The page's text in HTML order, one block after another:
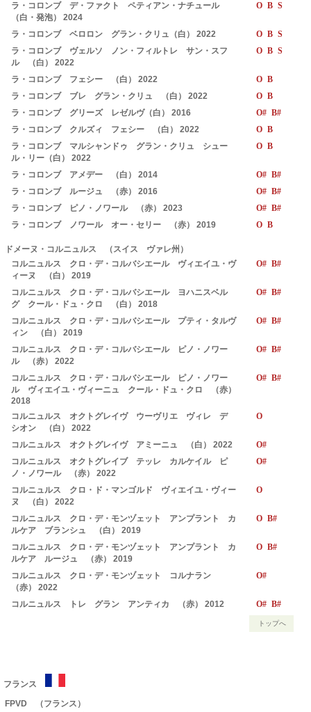
ラ・コロンブ デ・ファクト ペティアン・ナチュール
（白・発泡） 2024
O B S
ラ・コロンブ ベロロン グラン・クリュ（白） 2022
O B S
ラ・コロンブ ヴェルソ ノン・フィルトレ サン・スフ
ル （白） 2022
O B S
ラ・コロンブ フェシー （白） 2022
O B
ラ・コロンブ ブレ グラン・クリュ （白） 2022
O B
ラ・コロンブ グリーズ レゼルヴ（白） 2016
O# B#
ラ・コロンブ クルズィ フェシー （白） 2022
O B
ラ・コロンブ マルシャンドゥ グラン・クリュ シュー
ル・リー（白） 2022
O B
ラ・コロンブ アメデー （白） 2014
O# B#
ラ・コロンブ ルージュ （赤） 2016
O# B#
ラ・コロンブ ピノ・ノワール （赤） 2023
O# B#
ラ・コロンブ ノワール オー・セリー （赤） 2019
O B
ドメーヌ・コルニュルス （スイス ヴァレ州）
コルニュルス クロ・デ・コルバシエール ヴィエイユ・ヴ
ィーヌ （白） 2019
O# B#
コルニュルス クロ・デ・コルバシエール ヨハニスベル
グ クール・ドュ・クロ （白） 2018
O# B#
コルニュルス クロ・デ・コルバシエール プティ・タルヴ
ィン （白） 2019
O# B#
コルニュルス クロ・デ・コルバシエール ピノ・ノワー
ル （赤） 2022
O# B#
コルニュルス クロ・デ・コルバシエール ピノ・ノワー
ル ヴィエイユ・ヴィーニュ クール・ドュ・クロ （赤）
2018
O# B#
コルニュルス オクトグレイヴ ウーヴリエ ヴィレ デ
シオン （白） 2022
O
コルニュルス オクトグレイヴ アミーニュ （白） 2022
O#
コルニュルス オクトグレイブ テッレ カルケイル ピ
ノ・ノワール （赤） 2022
O#
コルニュルス クロ・ド・マンゴルド ヴィエイユ・ヴィー
ヌ （白） 2022
O
コルニュルス クロ・デ・モンヅェット アンプラント カ
ルケア ブランシュ （白） 2019
O B#
コルニュルス クロ・デ・モンヅェット アンプラント カ
ルケア ルージュ （赤） 2019
O B#
コルニュルス クロ・デ・モンヅェット コルナラン
（赤） 2022
O#
コルニュルス トレ グラン アンティカ （赤） 2012 O# B#
トップへ
フランス
FPVD （フランス）